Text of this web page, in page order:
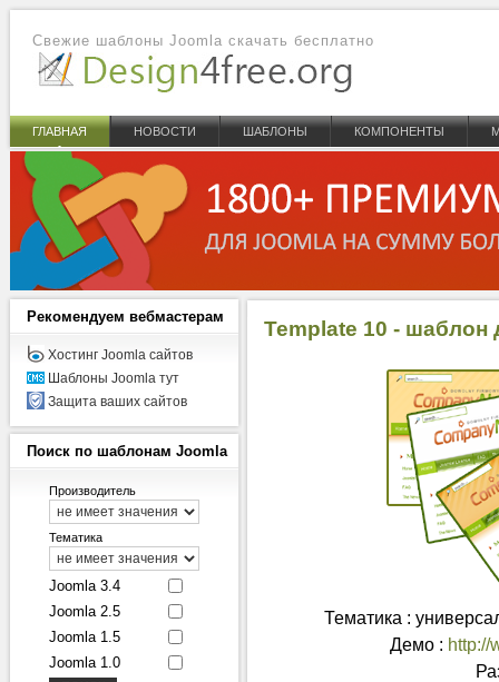
Свежие шаблоны Joomla скачать бесплатно
ГЛАВНАЯ НОВОСТИ ШАБЛОНЫ КОМПОНЕНТЫ
Template 10 - шаблон
Тематика :
Демо : http://
Рекомендуем вебмастерам
Хостинг Joomla сайтов
Шаблоны Joomla тут
Защита ваших сайтов
Поиск по шаблонам Joomla
Производитель
Тематика
Joomla 3.4
Joomla 2.5
Joomla 1.5
Joomla 1.0